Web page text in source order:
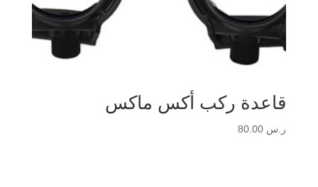
قاعدة ركب أكس ماكس
ر.س